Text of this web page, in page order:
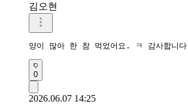
김오현
양이 많아 한 참 먹었어요. ㅋ 감사합니다
0
2026.06.07 14:25